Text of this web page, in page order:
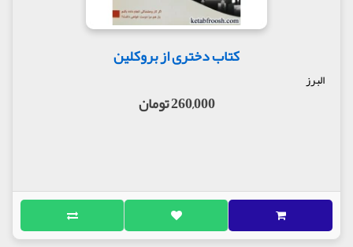
کتاب دختری از بروکلین
البرز
260,000 تومان